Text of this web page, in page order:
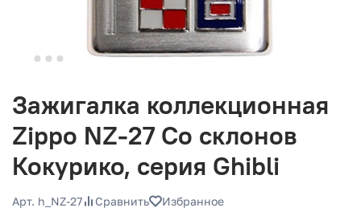
Зажигалка коллекционная
Zippo NZ-27 Со склонов
Кокурико, серия Ghibli
Арт. h_NZ-27 Сравнить Избранное